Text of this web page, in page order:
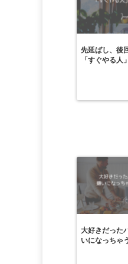
先延ばし、後
「すぐやる人
大好きだった
いになっちゃ